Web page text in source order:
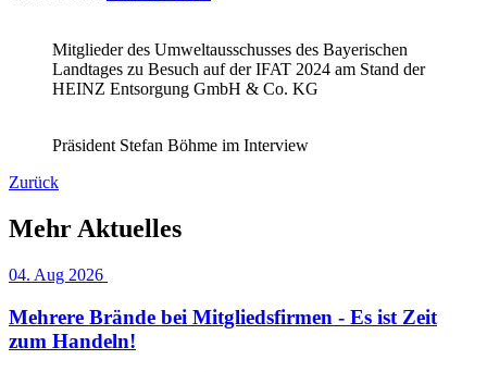
Mitglieder des Umweltausschusses des Bayerischen
Landtages zu Besuch auf der IFAT 2024 am Stand der
HEINZ Entsorgung GmbH & Co. KG
Präsident Stefan Böhme im Interview
Zurück
Mehr Aktuelles
04. Aug 2026
Mehrere Brände bei Mitgliedsfirmen - Es ist Zeit
zum Handeln!